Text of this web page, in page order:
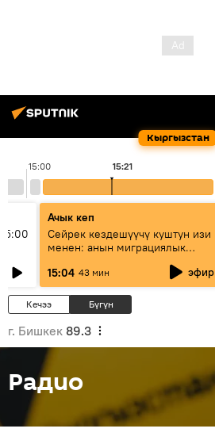
Кыргызстан
15:00 15:21
Ачык кеп
Сейрек кездешүүчү куштун изи
менен: анын миграциялык
жолу эмнеден кабар берет?
15:04 43 мин эфир
Кечээ Бүгүн
г. Бишкек 89.3
Радио